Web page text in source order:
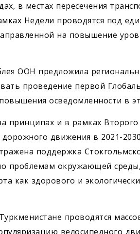
в местах пересечения
Недели проводятся под
на повышение
ООН предложила
проведение первой
осведомленности в
принципах и в рамках Второго
движения в 2021-
поддержка
проблемам окружающей
как здорового и
проводятся
велосипедного